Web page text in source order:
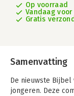
Op voorraad
Vandaag
Gratis
Samenvatting
De nieuwste Bijbel
jongeren. Deze